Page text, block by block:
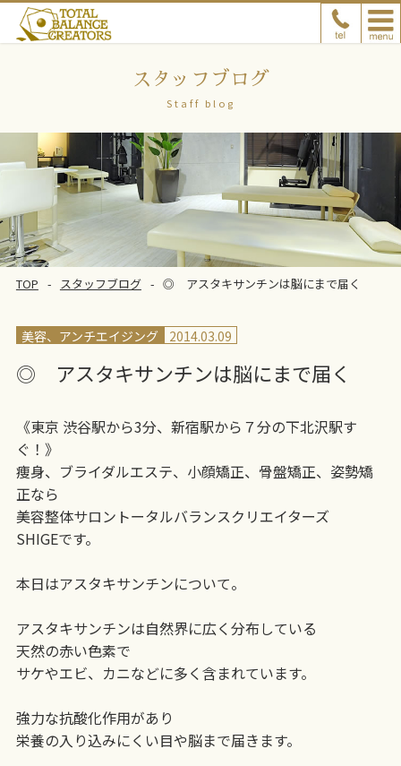
スタッフブログ
Staff blog
TOP スタッフブログ ◎ アスタキサンチンは脳にまで届く
美容、アンチエイジング 2014.03.09
◎ アスタキサンチンは脳にまで届く
《東京 渋谷駅から3分、新宿駅から７分の下北沢駅す
ぐ！》
痩身、ブライダルエステ、小顔矯正、骨盤矯正、姿勢矯
正なら
美容整体サロントータルバランスクリエイターズ
SHIGEです。
本日はアスタキサンチンについて。
アスタキサンチンは自然界に広く分布している
天然の赤い色素で
サケやエビ、カニなどに多く含まれています。
強力な抗酸化作用があり
栄養の入り込みにくい目や脳まで届きます。